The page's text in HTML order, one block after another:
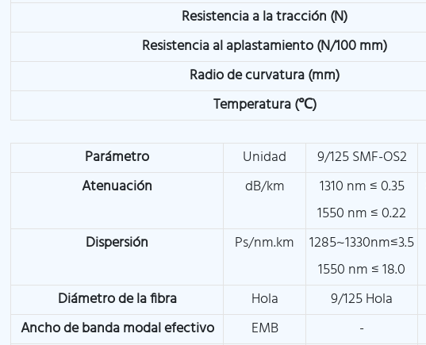
Resistencia a la tracción (N)
Resistencia al aplastamiento (N/100 mm)
Radio de curvatura (mm)
Temperatura (℃)
Parámetro Unidad 9/125 SMF-OS2
Atenuación
dB/km
1310 nm ≤ 0.35
1550 nm ≤ 0.22
Dispersión
Ps/nm.km
1285~1330nm≤3.5
1550 nm ≤ 18.0
Diámetro de la fibra Hola 9/125 Hola
Ancho de banda modal efectivo
EMB -